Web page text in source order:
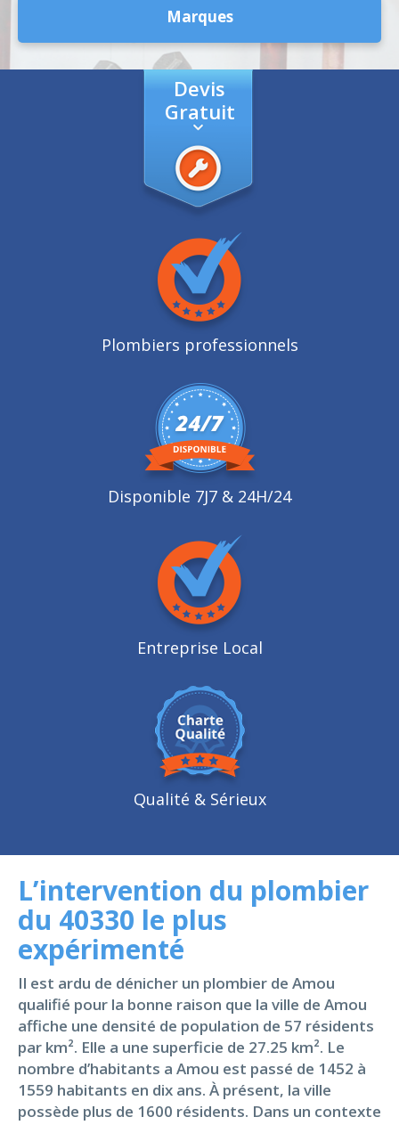
Marques
Devis
Gratuit
Plombiers professionnels
Disponible 7J7 & 24H/24
Entreprise Local
Qualité & Sérieux
L’intervention du plombier
du 40330 le plus
expérimenté
Il est ardu de dénicher un plombier de Amou
qualifié pour la bonne raison que la ville de Amou
affiche une densité de population de 57 résidents
par km². Elle a une superficie de 27.25 km². Le
nombre d’habitants a Amou est passé de 1452 à
1559 habitants en dix ans. À présent, la ville
possède plus de 1600 résidents. Dans un contexte